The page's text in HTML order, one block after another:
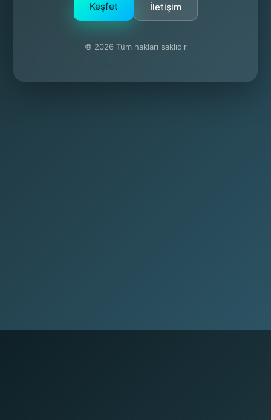
Keşfet İletişim
© 2026 Tüm hakları saklıdır